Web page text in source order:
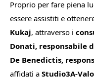
Proprio per fare piena
essere assistiti e
Kukaj, attraverso i
Donati, responsabile
De Benedictis,
affidati a Studio3A-